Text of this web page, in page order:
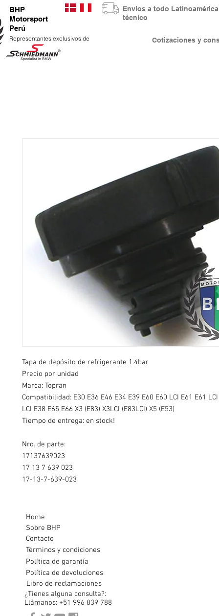
BHP
Motorsport
Perú
Representantes exclusivos de Cotizaciones y
Envios a todo
técnico
Tapa de depósito de refrigerante 1.4bar
Precio por unidad
Marca: Topran
Compatibilidad: E30 E36 E46 E34 E39 E60 E60 LCI E61 E61
LCI E38 E65 E66 X3 (E83) X3LCI (E83LCI) X5 (E53)
Tiempo de entrega: en stock!
Nro. de parte:
17137639023
17 13 7 639 023
17-13-7-639-023
Home
Sobre BHP
Contacto
Términos y condiciones
Política de garantía
Política de devoluciones
Libro de reclamaciones
¿Tienes alguna consulta?:
Llámanos: +51 996 839 788